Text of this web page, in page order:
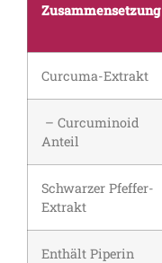
Zusammensetzung
Curcuma-Extrakt
– Curcuminoid
Anteil
Schwarzer Pfeffer-
Extrakt
Enthält Piperin